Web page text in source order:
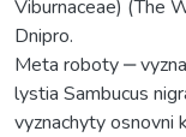
Viburnaceae) (The
Dnipro.
Meta roboty ‒
lystia Sambucus
vyznachyty osnovni